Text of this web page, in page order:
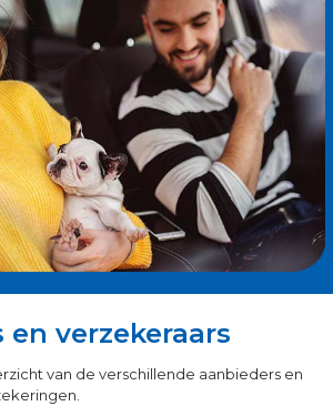
verzekeraars
van de verschillende aanbieders en